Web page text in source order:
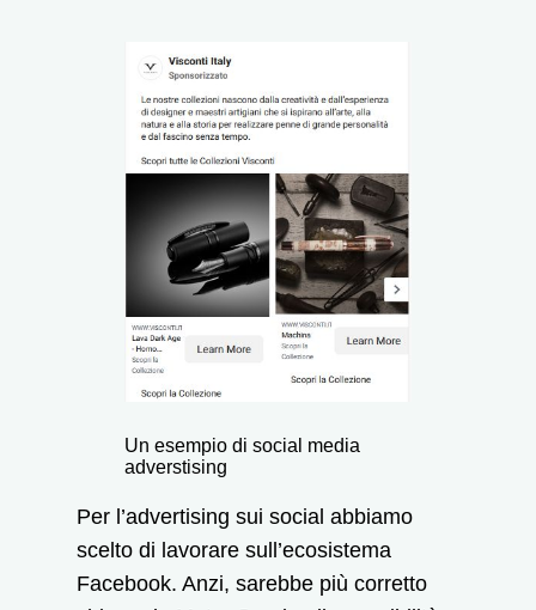
Un esempio di social media
adverstising
Per l’advertising sui social abbiamo
scelto di lavorare sull’ecosistema
Facebook. Anzi, sarebbe più corretto